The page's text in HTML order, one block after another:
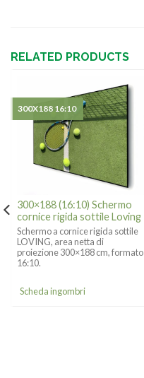
RELATED PRODUCTS
300×188 (16:10) Schermo
cornice rigida sottile Loving
Schermo a cornice rigida sottile
LOVING, area netta di
proiezione 300×188 cm, formato
16:10.
Scheda ingombri
300X188 16:10